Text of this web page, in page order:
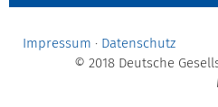
Impressum · Datenschutz
© 2018 Deutsche